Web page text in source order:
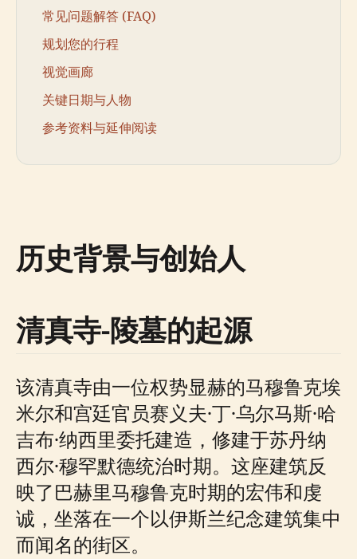
常见问题解答 (FAQ)
规划您的行程
视觉画廊
关键日期与人物
参考资料与延伸阅读
历史背景与创始人
清真寺-陵墓的起源
该清真寺由一位权势显赫的马穆鲁克埃
米尔和宫廷官员赛义夫·丁·乌尔马斯·哈
吉布·纳西里委托建造，修建于苏丹纳
西尔·穆罕默德统治时期。这座建筑反
映了巴赫里马穆鲁克时期的宏伟和虔
诚，坐落在一个以伊斯兰纪念建筑集中
而闻名的街区。